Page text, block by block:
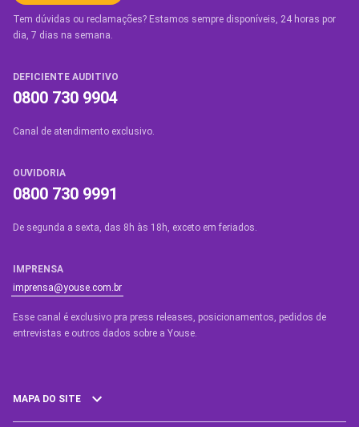
Tem dúvidas ou reclamações? Estamos sempre disponíveis, 24 horas por
dia, 7 dias na semana.
DEFICIENTE AUDITIVO
0800 730 9904
Canal de atendimento exclusivo.
OUVIDORIA
0800 730 9991
De segunda a sexta, das 8h às 18h, exceto em feriados.
IMPRENSA
imprensa@youse.com.br
Esse canal é exclusivo pra press releases, posicionamentos, pedidos de
entrevistas e outros dados sobre a Youse.​
MAPA DO SITE